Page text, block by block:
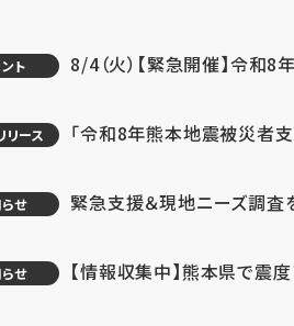
ト 8/4（火）【緊急開催】令和
リース 「令和8年熊本地震被災者支
せ 緊急支援＆現地ニーズ調
せ 【情報収集中】熊本県で震